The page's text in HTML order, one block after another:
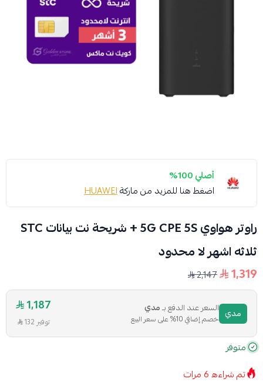
أصلي 100%
اضغط هنا للمزيد من ماركةHUAWEI
راوتر هواوي 5G CPE 5S + شريحة نت بيانات STC
ثلاثه اشهر لا محدود
1,319
2,147
مدي السعر عند الدفع بـمدي
خصم إضافي 10% على سعر البيع
1,187
توفير 132
متوفر
تم شراءه6مرات